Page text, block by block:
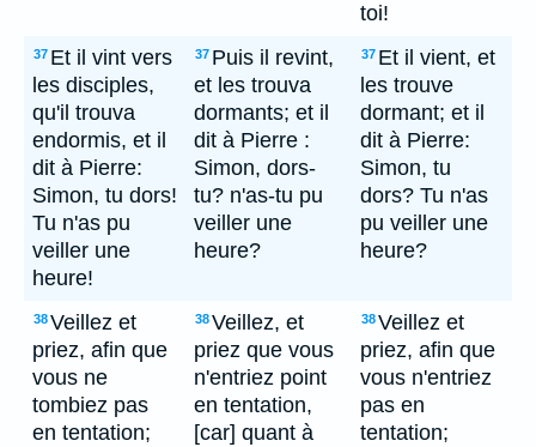
toi!
37 Et il vint vers
les disciples,
qu'il trouva
endormis, et il
dit à Pierre:
Simon, tu dors!
Tu n'as pu
veiller une
heure!
37 Puis il revint,
et les trouva
dormants; et il
dit à Pierre :
Simon, dors-
tu? n'as-tu pu
veiller une
heure?
37 Et il vient, et
les trouve
dormant; et il
dit à Pierre:
Simon, tu
dors? Tu n'as
pu veiller une
heure?
38Veillez et
priez, afin que
vous ne
tombiez pas
en tentation;
38Veillez, et
priez que vous
n'entriez point
en tentation,
[car] quant à
38Veillez et
priez, afin que
vous n'entriez
pas en
tentation;